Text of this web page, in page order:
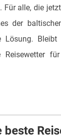
Für alle, die
der
Lösung. Bleibt
beste